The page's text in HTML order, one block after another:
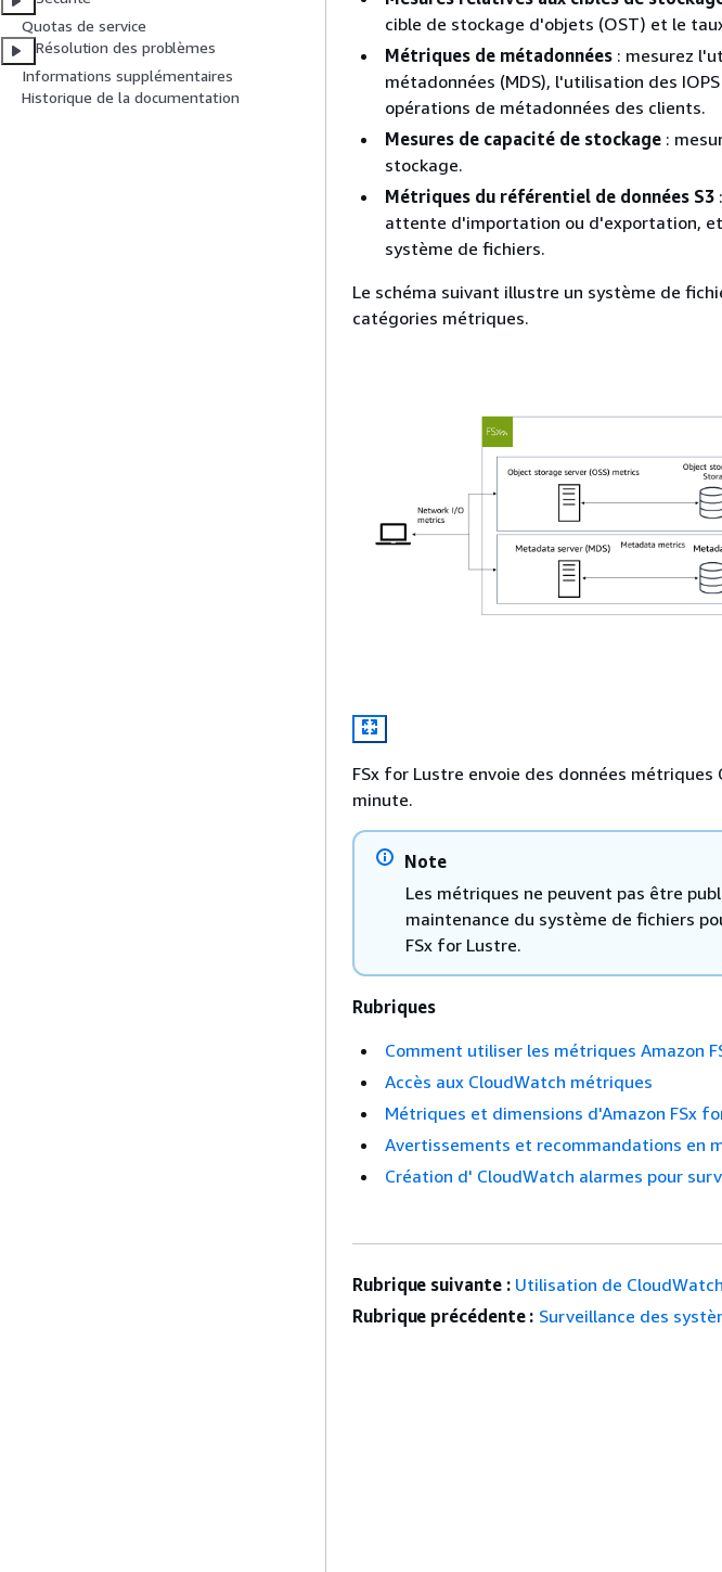
Quotas de service
Résolution des problèmes
Informations supplémentaires
Historique de la documentation
cible de stockage d'objets (OST) et le
Métriques de métadonnées : mesurez
métadonnées (MDS), l'utilisation des
opérations de métadonnées des clients.
Mesures de capacité de stockage :
stockage.
Métriques du référentiel de données S3
attente d'importation ou d'exportation,
système de fichiers.
Le schéma suivant illustre un système de
catégories métriques.
FSx for Lustre envoie des données
minute.
Note
Les métriques ne peuvent pas être
maintenance du système de fichiers
FSx for Lustre.
Rubriques
Comment utiliser les métriques Amazon
Accès aux CloudWatch métriques
Métriques et dimensions d'Amazon FSx
Avertissements et recommandations en
Création d' CloudWatch alarmes pour
Rubrique suivante : Utilisation de
Rubrique précédente : Surveillance des